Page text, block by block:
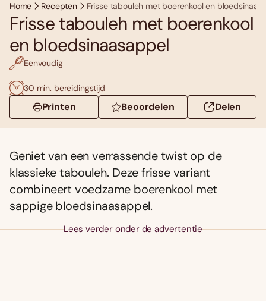
Home Recepten Frisse tabouleh met boerenkool en
Frisse tabouleh met boerenkool
en bloedsinaasappel
Eenvoudig
30 min. bereidingstijd
Printen Beoordelen Delen
Geniet van een verrassende twist op de
klassieke tabouleh. Deze frisse variant
combineert voedzame boerenkool met
sappige bloedsinaasappel.
Lees verder onder de advertentie